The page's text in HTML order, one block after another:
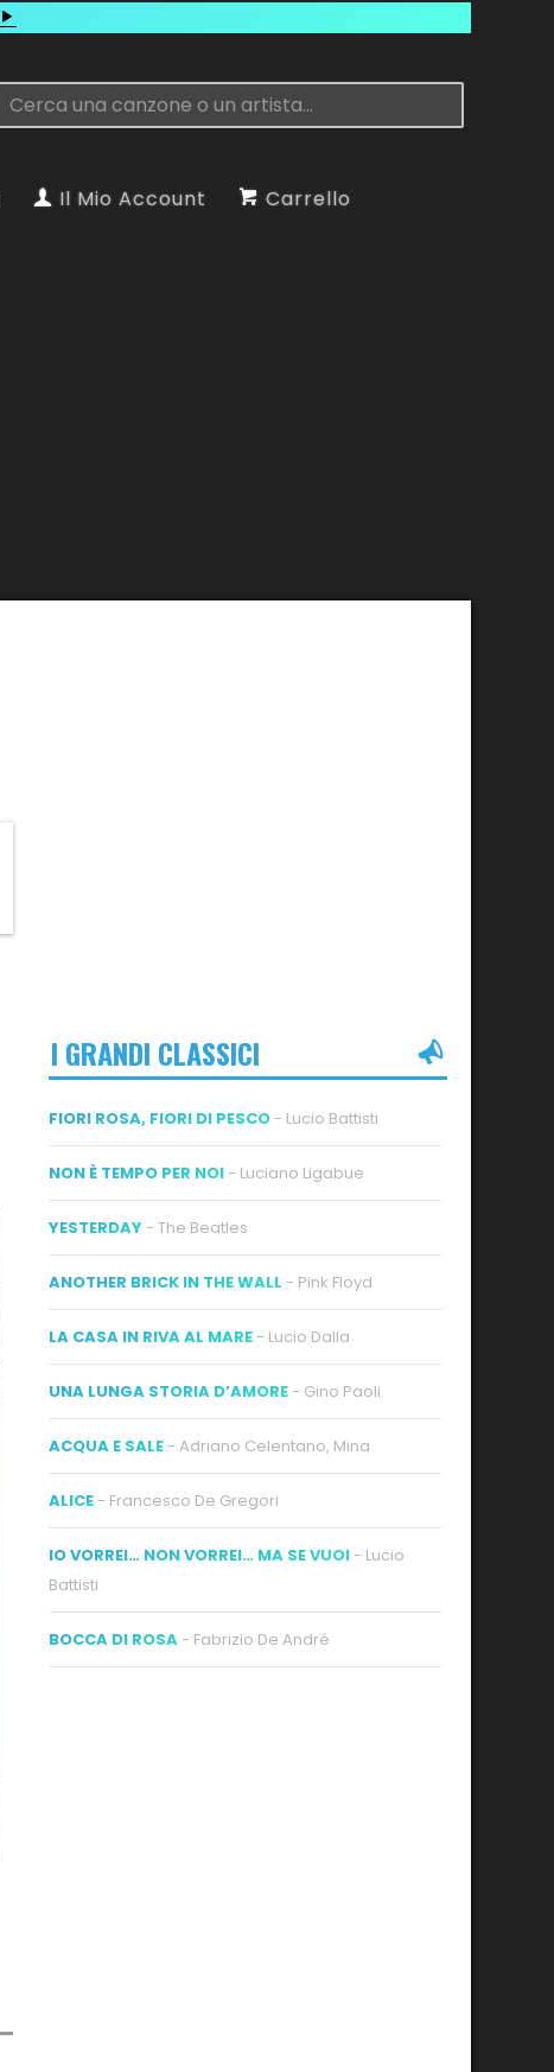
Il Mio Account Carrello
I GRANDI CLASSICI
FIORI ROSA, FIORI DI PESCO - Lucio Battisti
NON È TEMPO PER NOI - Luciano Ligabue
YESTERDAY - The Beatles
ANOTHER BRICK IN THE WALL - Pink Floyd
LA CASA IN RIVA AL MARE - Lucio Dalla
UNA LUNGA STORIA D’AMORE - Gino Paoli
ACQUA E SALE - Adriano Celentano, Mina
ALICE - Francesco De Gregori
IO VORREI… NON VORREI… MA SE VUOI - Lucio
Battisti
BOCCA DI ROSA - Fabrizio De André